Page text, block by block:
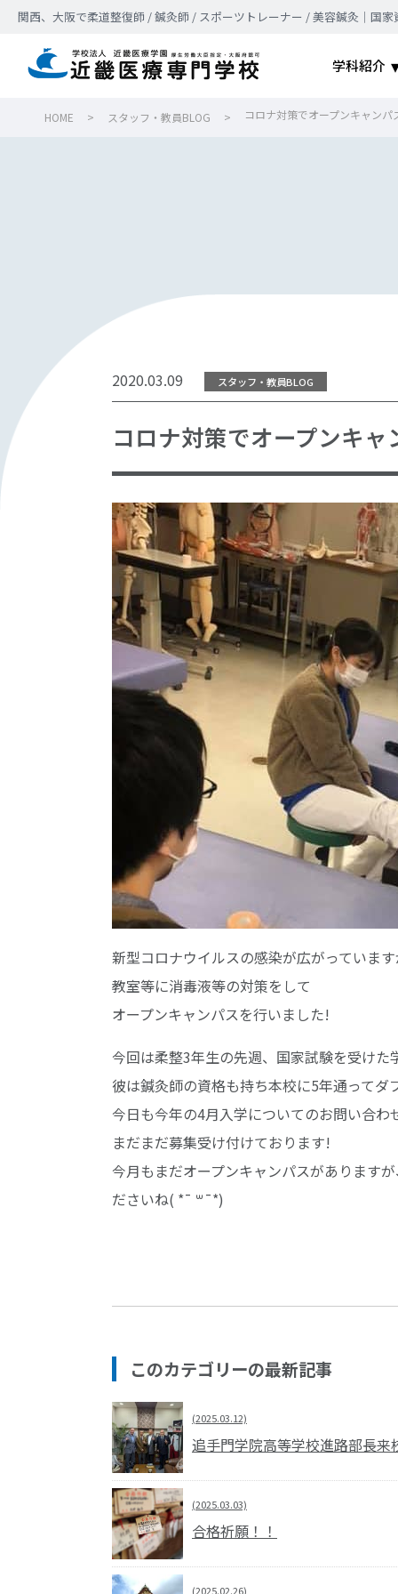
関西、大阪で柔道整復師 / 鍼灸師 / スポーツトレーナー / 美容鍼灸｜国
学科紹介
HOME > スタッフ・教員BLOG > コロナ対策でオープンキャンパ
2020.03.09 スタッフ・教員BLOG
コロナ対策でオープンキャ
新型コロナウイルスの感染が広がっていま
教室等に消毒液等の対策をして
オープンキャンパスを行いました!
今回は柔整3年生の先週、国家試験を受け
彼は鍼灸師の資格も持ち本校に5年通って
今日も今年の4月入学についてのお問い合わ
まだまだ募集受け付けております!
今月もまだオープンキャンパスがあります
ださいね( *¯ ꒳¯*)
このカテゴリーの最新記事
(2025.03.12)
追手門学院高等学校進路部長来
(2025.03.03)
合格祈願！！
(2025.02.26)